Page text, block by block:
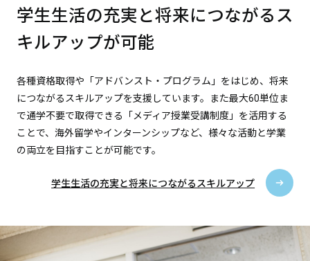
学生生活の充実と将来につながるス
キルアップが可能
各種資格取得や「アドバンスト・プログラム」をはじめ、将来
につながるスキルアップを支援しています。また最大60単位ま
で通学不要で取得できる「メディア授業受講制度」を活用する
ことで、海外留学やインターンシップなど、様々な活動と学業
の両立を目指すことが可能です。
学生生活の充実と将来につながるスキルアップ